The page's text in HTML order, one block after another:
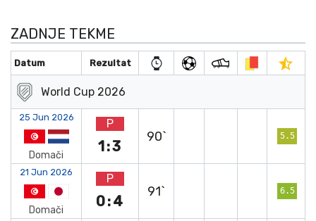
ZADNJE TEKME
Datum Rezultat
World Cup 2026
25 Jun 2026
Domači
P
1:3
90` 5.5
21 Jun 2026
Domači
P
0:4
91` 6.5